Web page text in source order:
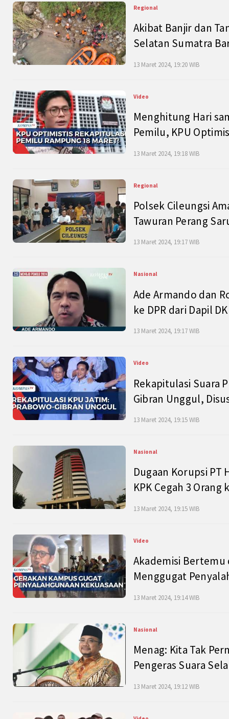
Regional
Akibat Banjir dan
Selatan Sumatra
13 Maret 2024, 19:20 WIB
Video
Menghitung Hari
Pemilu, KPU
13 Maret 2024, 19:18 WIB
Regional
Polsek Cileungsi
Tawuran Perang
13 Maret 2024, 19:17 WIB
Nasional
Ade Armando dan
ke DPR dari Dapil
13 Maret 2024, 19:17 WIB
Video
Rekapitulasi Suara
Gibran Unggul,
13 Maret 2024, 19:15 WIB
Nasional
Dugaan Korupsi PT
KPK Cegah 3 Orang
13 Maret 2024, 19:15 WIB
Video
Akademisi Bertemu
Menggugat
13 Maret 2024, 19:14 WIB
Nasional
Menag: Kita Tak
Pengeras Suara
13 Maret 2024, 19:12 WIB